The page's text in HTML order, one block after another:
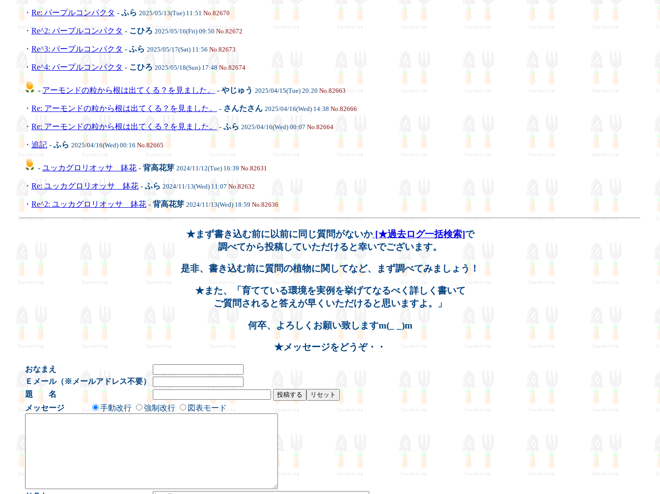
・ Re: パープルコンパクタ - ふら 2025/05/13(Tue) 11:51 No.82670
・ Re^2: パープルコンパクタ - こひろ 2025/05/16(Fri) 09:50 No.82672
・ Re^3: パープルコンパクタ - ふら 2025/05/17(Sat) 11:56 No.82673
・ Re^4: パープルコンパクタ - こひろ 2025/05/18(Sun) 17:48 No.82674
- アーモンドの粒から根は出てくる？を見ました。 - やじゅう 2025/04/15(Tue) 20:20 No.82663
・ Re: アーモンドの粒から根は出てくる？を見ました。 - さんたさん 2025/04/16(Wed) 14:38 No.82666
・ Re: アーモンドの粒から根は出てくる？を見ました。 - ふら 2025/04/16(Wed) 00:07 No.82664
・ 追記 - ふら 2025/04/16(Wed) 00:16 No.82665
- ユッカグロリオッサ 鉢花 - 背高花芽 2024/11/12(Tue) 16:39 No.82631
・ Re: ユッカグロリオッサ 鉢花 - ふら 2024/11/13(Wed) 11:07 No.82632
・ Re^2: ユッカグロリオッサ 鉢花-背高花芽 2024/11/13(Wed) 18:59 No.82636
★まず書き込む前に以前に同じ質問がないか[★過去ログ一括検索]で
調べてから投稿していただけると幸いでございます。
是非、書き込む前に質問の植物に関してなど、まず調べてみましょう！
★また、「育てている環境を実例を挙げてなるべく詳しく書いて
ご質問されると答えが早くいただけると思いますよ。」
何卒、よろしくお願い致しますm(_ _)m
★メッセージをどうぞ・・
おなまえ
Ｅメール（※メールアドレス不要）
題 名
メッセージ
手動改行 強制改行 図表モード